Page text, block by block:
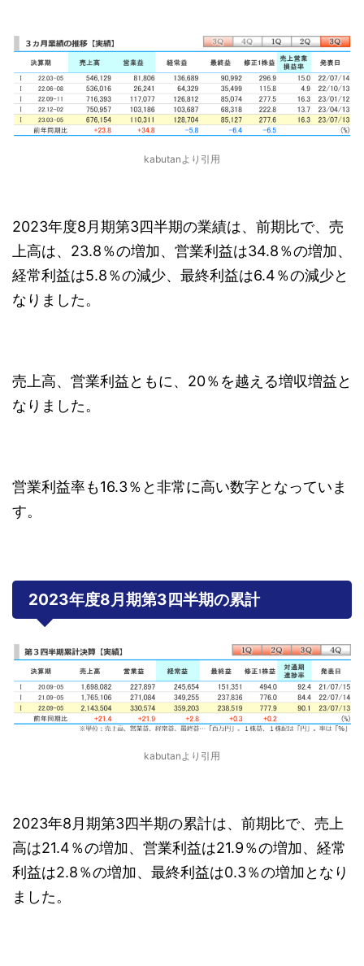
kabutanより引用
2023年度8月期第3四半期の業績は、前期比で、売
上高は、23.8％の増加、営業利益は34.8％の増加、
経常利益は5.8％の減少、最終利益は6.4％の減少と
なりました。
売上高、営業利益ともに、20％を越える増収増益と
なりました。
営業利益率も16.3％と非常に高い数字となっていま
す。
2023年度8月期第3四半期の累計
kabutanより引用
2023年8月期第3四半期の累計は、前期比で、売上
高は21.4％の増加、営業利益は21.9％の増加、経常
利益は2.8％の増加、最終利益は0.3％の増加となり
ました。